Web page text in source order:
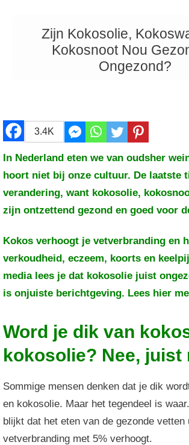
Zijn Kokosolie,
Kokosnoot Nou
Ongezond?
3.4K
In Nederland eten we van oudsher
hoort niet bij onze cultuur. De laatste
verandering, want kokosolie,
zijn ontzettend gezond en goed voor
Kokos verhoogt je vetverbranding en
verkoudheid, eczeem, koorts en
media lees je dat kokosolie juist
is onjuiste berichtgeving. Lees hier
Word je dik van
kokosolie? Nee, juist
Sommige mensen denken dat je dik
en kokosolie. Maar het tegendeel is
blijkt dat het eten van de gezonde vetten
vetverbranding met 5% verhoogt.